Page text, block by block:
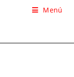
Menú